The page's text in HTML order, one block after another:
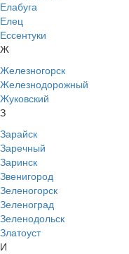
Елабуга
Елец
Ессентуки
Ж
Железногорск
Железнодорожный
Жуковский
З
Зарайск
Заречный
Заринск
Звенигород
Зеленогорск
Зеленоград
Зеленодольск
Златоуст
И